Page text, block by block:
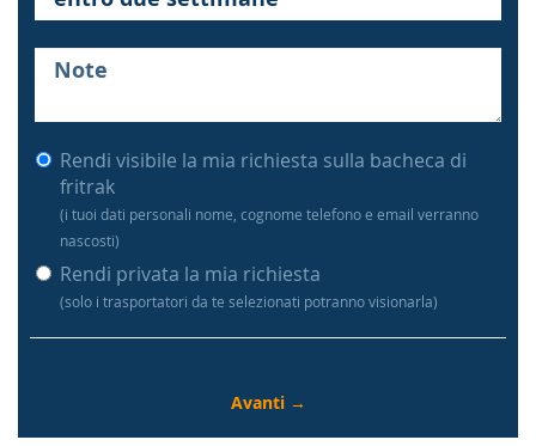
Rendi visibile la mia richiesta sulla bacheca di
fritrak
(i tuoi dati personali nome, cognome telefono e email verranno
nascosti)
Rendi privata la mia richiesta
(solo i trasportatori da te selezionati potranno visionarla)